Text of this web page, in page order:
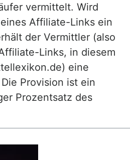
vermittelt. Wird
Affiliate-Links ein
der Vermittler (also
Links, in diesem
eine
Provision ist ein
Prozentsatz des